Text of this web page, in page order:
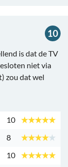
10
is dat de TV
niet via
zou dat wel
10
8
10